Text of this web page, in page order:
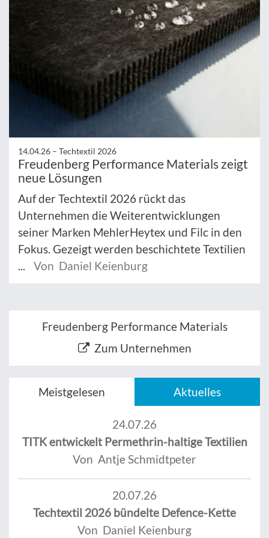
14.04.26 – Techtextil 2026
Freudenberg Performance Materials zeigt
neue Lösungen
Auf der Techtextil 2026 rückt das
Unternehmen die Weiterentwicklungen
seiner Marken MehlerHeytex und Filc in den
Fokus. Gezeigt werden beschichtete Textilien
...
Von Daniel Keienburg
Freudenberg Performance Materials
Zum Unternehmen
Meistgelesen Aktuelles
24.07.26
TITK entwickelt Permethrin-haltige Textilien
Von Antje Schmidtpeter
20.07.26
Techtextil 2026 bündelte Defence-Kette
Von Daniel Keienburg